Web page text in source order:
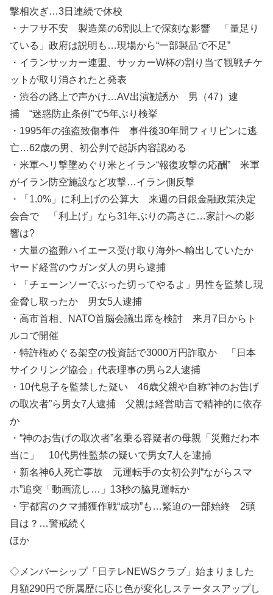
撃相次ぎ…3日連続で休校
・ナフサ不安 製造業の6割以上で深刻な影響 「量足り
ている」政府は説明も…現場から“一部製品で不足”
・イランサッカー連盟、サッカーW杯の割り当て観戦チケ
ットが取り消されたと発表
・渋谷の路上で声かけ…AV出演勧誘か 男（47）逮
捕 “迷惑防止条例”で5年ぶり検挙
・1995年の強盗致傷事件 事件後30年間フィリピンに逃
亡…62歳の男、初公判で起訴内容認める
・米軍ヘリ撃墜めぐり米とイラン“報復攻撃の応酬” 米軍
がイラン防空施設など攻撃…イラン側反撃
・「1.0%」に利上げの公算大 来週の日銀金融政策決定
会合で 「利上げ」なら31年ぶりの高さに…家計への影
響は?
・大量の盗難ハイエース受け取り海外へ輸出していたか
ヤード経営のウガンダ人の男ら逮捕
・「チェーンソーでぶった切ってやるよ」男性を監禁し現
金脅し取ったか 男女5人逮捕
・高市首相、NATO首脳会議出席を検討 来月7日からト
ルコで開催
・特許権めぐる架空の投資話で3000万円詐取か 「日本
サイクリング協会」代表理事の男ら2人逮捕
・10代息子を監禁した疑い 46歳父親や自称“神のお告げ
の取次者”ら男女7人逮捕 父親は経営助言で精神的に依存
か
・“神のお告げの取次者”名乗る容疑者の母親「災難だわ本
当に」 10代男性監禁の疑いで男女7人を逮捕
・新名神6人死亡事故 元運転手の女初公判“ながらスマ
ホ”追突「動画流し…」13秒の脇見運転か
・宇都宮のクマ捕獲作戦“成功”も…緊迫の一部始終 2頭
目は？…警戒続く
ほか
◇メンバーシップ「日テレNEWSクラブ」始まりました
月額290円で所属歴に応じ色が変化しステータスアップし